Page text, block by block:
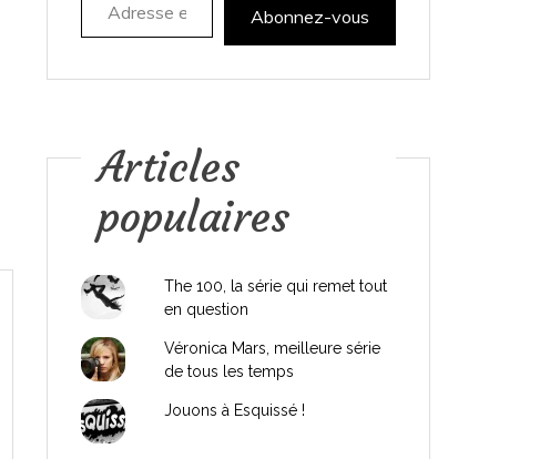
Abonnez-vous
Articles
populaires
The 100, la série qui remet tout
en question
Véronica Mars, meilleure série
de tous les temps
Jouons à Esquissé !